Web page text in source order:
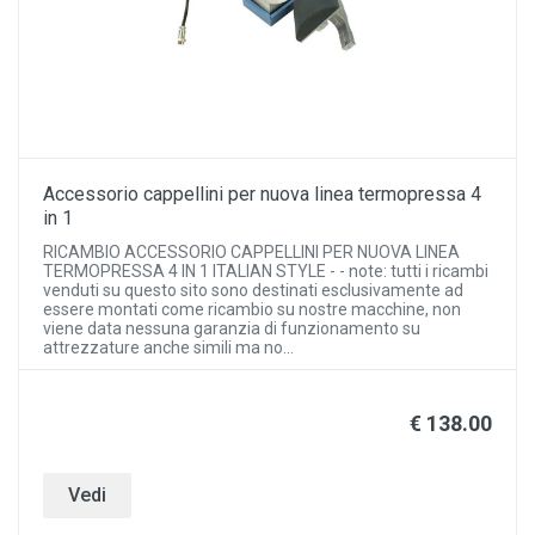
Accessorio cappellini per nuova linea termopressa 4
in 1
RICAMBIO ACCESSORIO CAPPELLINI PER NUOVA LINEA
TERMOPRESSA 4 IN 1 ITALIAN STYLE - - note: tutti i ricambi
venduti su questo sito sono destinati esclusivamente ad
essere montati come ricambio su nostre macchine, non
viene data nessuna garanzia di funzionamento su
attrezzature anche simili ma no...
€ 138.00
Vedi